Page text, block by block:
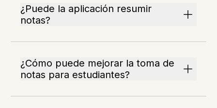
¿Puede la aplicación resumir
notas?
¿Cómo puede mejorar la toma de
notas para estudiantes?